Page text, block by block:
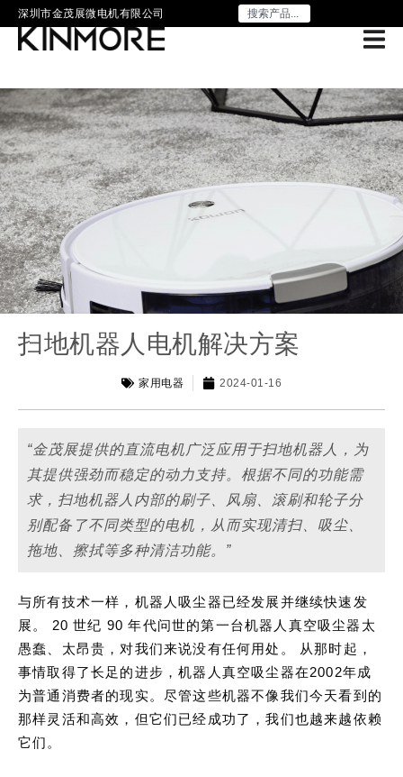
深圳市金茂展微电机有限公司
扫地机器人电机解决方案
家用电器 2024-01-16
“金茂展提供的直流电机广泛应用于扫地机器人，为
其提供强劲而稳定的动力支持。根据不同的功能需
求，扫地机器人内部的刷子、风扇、滚刷和轮子分
别配备了不同类型的电机，从而实现清扫、吸尘、
拖地、擦拭等多种清洁功能。”
与所有技术一样，机器人吸尘器已经发展并继续快速发
展。 20 世纪 90 年代问世的第一台机器人真空吸尘器太
愚蠢、太昂贵，对我们来说没有任何用处。 从那时起，
事情取得了长足的进步，机器人真空吸尘器在2002年成
为普通消费者的现实。尽管这些机器不像我们今天看到的
那样灵活和高效，但它们已经成功了，我们也越来越依赖
它们。